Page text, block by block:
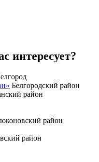
интересует?
Белгородский район
район
район
район